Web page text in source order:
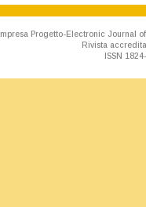
Impresa Progetto-Electronic Journal
Rivista
ISSN